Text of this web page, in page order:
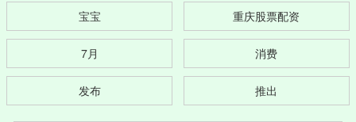
宝宝 重庆股票配资
7月 消费
发布 推出